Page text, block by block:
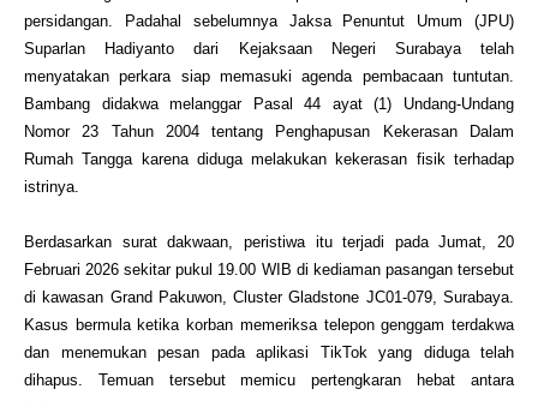
persidangan. Padahal sebelumnya Jaksa Penuntut Umum (JPU)
Suparlan Hadiyanto dari Kejaksaan Negeri Surabaya telah
menyatakan perkara siap memasuki agenda pembacaan tuntutan.
Bambang didakwa melanggar Pasal 44 ayat (1) Undang-Undang
Nomor 23 Tahun 2004 tentang Penghapusan Kekerasan Dalam
Rumah Tangga karena diduga melakukan kekerasan fisik terhadap
istrinya.
Berdasarkan surat dakwaan, peristiwa itu terjadi pada Jumat, 20
Februari 2026 sekitar pukul 19.00 WIB di kediaman pasangan tersebut
di kawasan Grand Pakuwon, Cluster Gladstone JC01-079, Surabaya.
Kasus bermula ketika korban memeriksa telepon genggam terdakwa
dan menemukan pesan pada aplikasi TikTok yang diduga telah
dihapus. Temuan tersebut memicu pertengkaran hebat antara